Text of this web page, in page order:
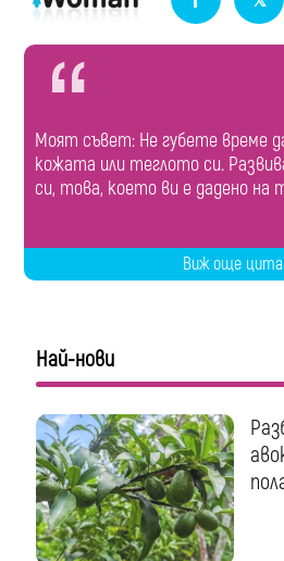
Моят съвет: Не губете време
кожата или теглото си.
си, това, което ви е дадено на
Виж още
Най-нови